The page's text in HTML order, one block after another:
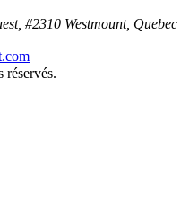
#2310 Westmount, Quebec
réservés.